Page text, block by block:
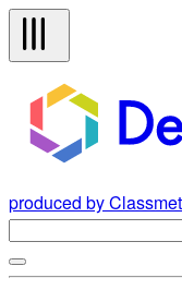
produced by